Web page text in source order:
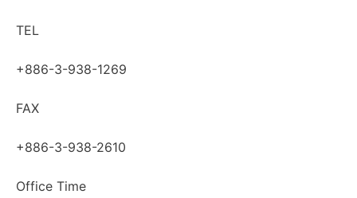
TEL
+886-3-938-1269
FAX
+886-3-938-2610
Office Time